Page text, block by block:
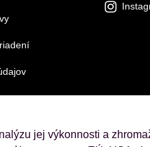
jej výkonnosti a